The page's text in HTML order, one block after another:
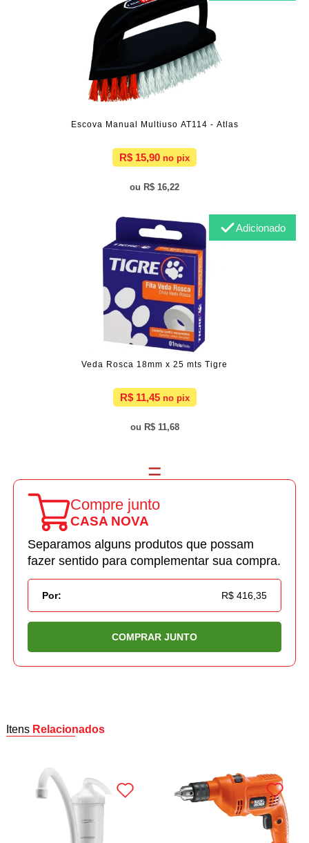
Escova Manual Multiuso AT114 - Atlas
R$ 15,90
R$ 16,22
Veda Rosca 18mm x 25 mts Tigre
R$ 11,45
R$ 11,68
Adicionado
Compre junto
CASA NOVA
Separamos alguns produtos que possam
fazer sentido para complementar sua compra.
Por: R$ 416,35
COMPRAR JUNTO
Itens Relacionados